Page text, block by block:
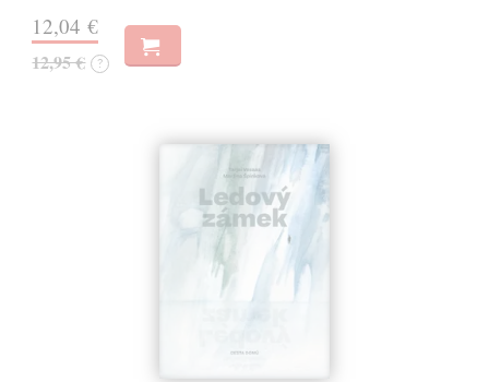
12,04 €
12,95 € ?